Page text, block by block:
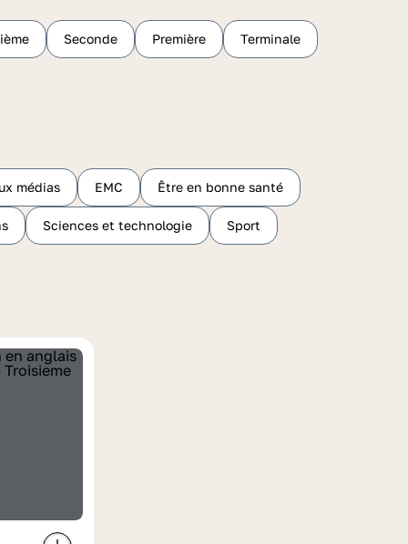
Seconde Première Terminale
médias EMC Être en bonne santé
Sciences et technologie Sport